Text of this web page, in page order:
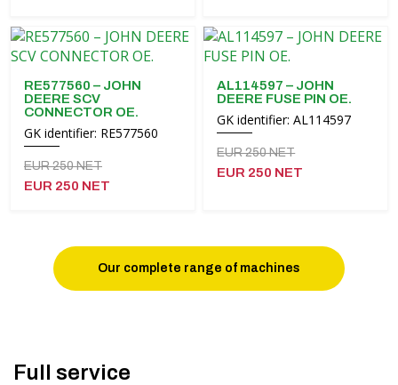
Čeština
Nederlands
Français
Русский
RE577560 – JOHN
DEERE SCV
CONNECTOR OE.
GK identifier: RE577560
EUR 250 NET
EUR 250 NET
AL114597 – JOHN
DEERE FUSE PIN OE.
GK identifier: AL114597
EUR 250 NET
EUR 250 NET
Our complete range of machines
Full service